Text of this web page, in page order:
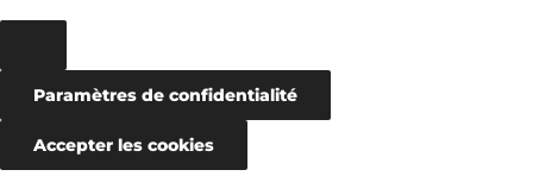
Paramètres de confidentialité
Accepter les cookies